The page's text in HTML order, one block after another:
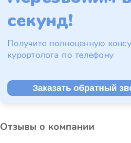
секунд!
Получите полноценную
курортолога по телефону
Заказать обратный
Отзывы о компании